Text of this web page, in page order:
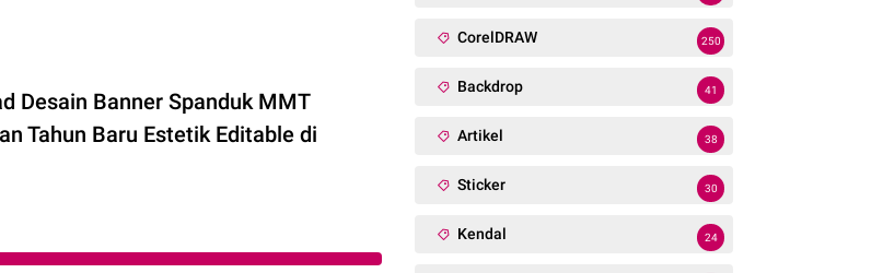
Desain Banner Spanduk MMT
Tahun Baru Estetik Editable di
CorelDRAW 250
Backdrop 41
Artikel 38
Sticker 30
Kendal 24